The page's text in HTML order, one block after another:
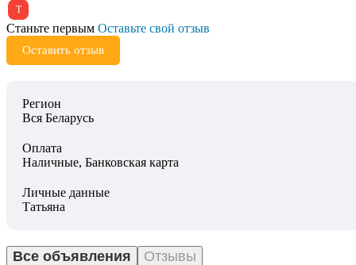
Т
Станьте первым Оставьте свой отзыв
Оставить отзыв
Регион
Вся Беларусь
Оплата
Наличные, Банковская карта
Личные данные
Татьяна
Все объявления Отзывы